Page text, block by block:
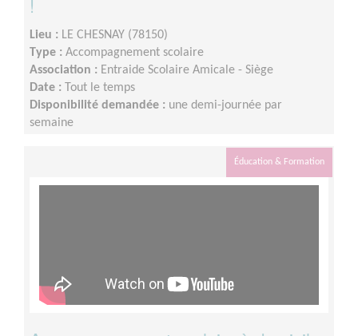
Lieu : LE CHESNAY (78150)
Type : Accompagnement scolaire
Association : Entraide Scolaire Amicale - Siège
Date :
Tout le temps
Disponibilité demandée : une demi-journée par
semaine
Éducation & Formation